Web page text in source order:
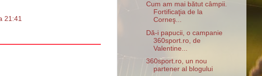
21:41
Cum am mai bătut câmpii.
Fortificaţia de la
Corneş...
Dă-i papucii, o campanie
360sport.ro, de
Valentine...
360sport.ro, un nou
partener al blogului